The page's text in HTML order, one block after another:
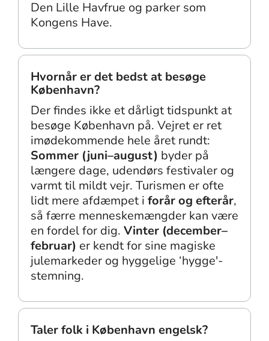
Den Lille Havfrue og parker som
Kongens Have.
Hvornår er det bedst at besøge
København?
Der findes ikke et dårligt tidspunkt at
besøge København på. Vejret er ret
imødekommende hele året rundt:
Sommer (juni–august) byder på
længere dage, udendørs festivaler og
varmt til mildt vejr. Turismen er ofte
lidt mere afdæmpet i forår og efterår,
så færre menneskemængder kan være
en fordel for dig. Vinter (december–
februar) er kendt for sine magiske
julemarkeder og hyggelige ‘hygge'-
stemning.
Taler folk i København engelsk?